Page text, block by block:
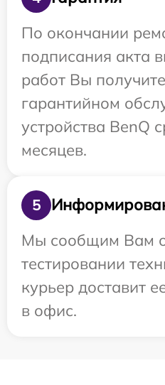
По окончании
подписания акта
работ Вы
гарантийном
устройства BenQ
месяцев.
5
Мы сообщим Вам
тестировании
курьер доставит
в офис.